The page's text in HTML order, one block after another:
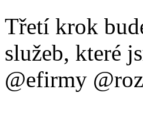
Třetí krok
služeb, které
@efirmy